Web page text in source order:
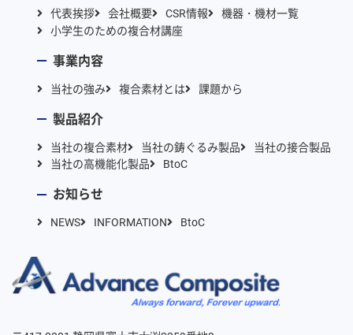
代表挨拶 会社概要 CSR情報
機器・機材一覧
小学生のための複合材講座
事業内容
当社の強み 複合素材とは 課題から
製品紹介
当社の複合素材 当社の鋳ぐるみ製品
当社の接合製品
当社の高機能化製品
BtoC
お知らせ
NEWS INFORMATION BtoC